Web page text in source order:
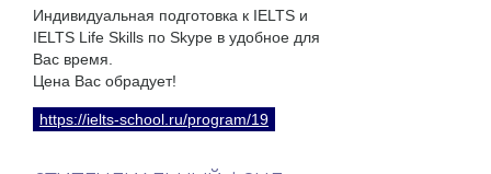
Индивидуальная подготовка к IELTS и
IELTS Life Skills по Skype в удобное для
Вас время.
Цена Вас обрадует!
https://ielts-school.ru/program/19